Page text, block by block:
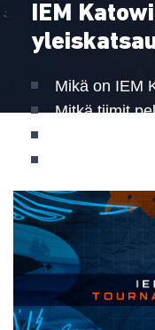
IEM
Mikä on IEM
Mitkä tiimit